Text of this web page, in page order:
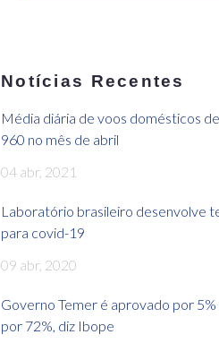
Notícias Recentes
Média diária de voos domésticos
960 no mês de abril
04 abr, 2021
Laboratório brasileiro desenvolve
para covid-19
09 abr, 2020
Governo Temer é aprovado por
por 72%, diz Ibope